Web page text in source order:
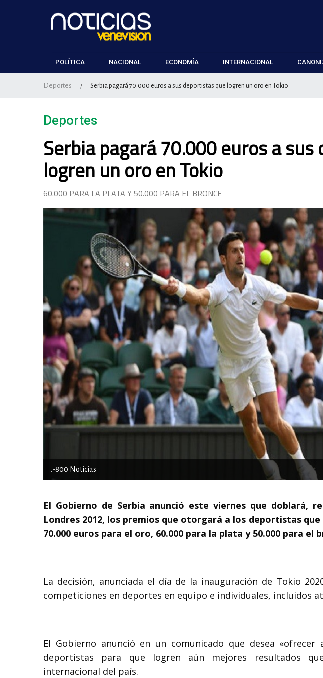
POLÍTICA NACIONAL ECONOMÍA INTERNACIONAL
Deportes / Serbia pagará 70.000 euros a sus deportistas que logren un oro en Tokio
Deportes
Serbia pagará 70.000 euros a
logren un oro en Tokio
60.000 PARA LA PLATA Y 50.000 PARA EL BRONCE
.-800 Noticias
El Gobierno de Serbia anunció este viernes que doblará,
Londres 2012, los premios que otorgará a los deportistas
70.000 euros para el oro, 60.000 para la plata y 50.000 para el
La decisión, anunciada el día de la inauguración de Tokio
competiciones en deportes en equipo e individuales, incluidos
El Gobierno anunció en un comunicado que desea
deportistas para que logren aún mejores resultados
internacional del país.